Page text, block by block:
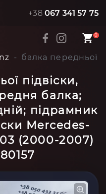
+38 067 341 57 75
0
балка передньої
підвіски,
балка;
підрамник
Mercedes-
(2000-2007)